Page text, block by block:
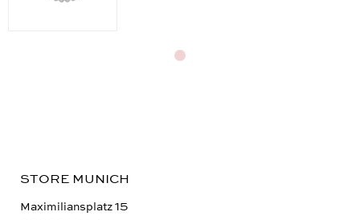
STORE MUNICH
Maximiliansplatz 15